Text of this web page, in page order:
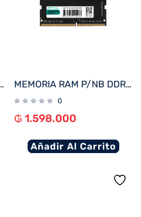
5600 FTX 115083 MEMORIA RAM P/NB DDR5 16GB 5600 FTX 115076
0
₲ 1.598.000
Añadir Al Carrito